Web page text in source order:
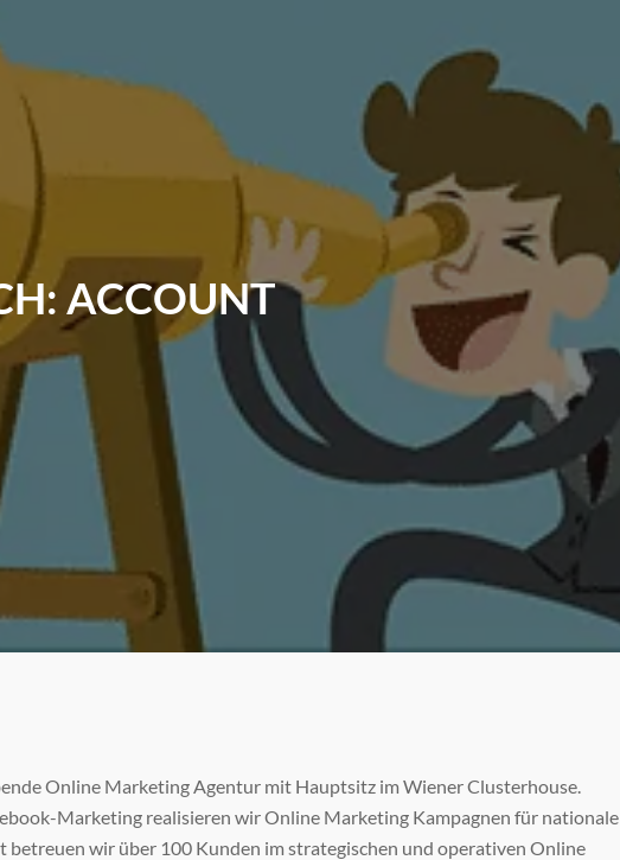
ACCOUNT
Online Marketing Agentur mit Hauptsitz im Wiener Clusterhouse.
Marketing realisieren wir Online Marketing Kampagnen für nationale
wir über 100 Kunden im strategischen und operativen Online